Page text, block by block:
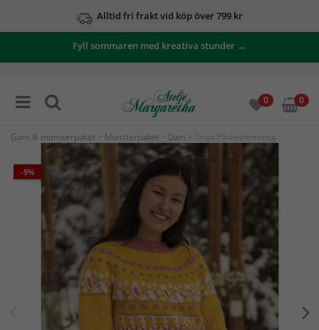
Alltid fri frakt vid köp över 799 kr
Fyll sommaren med kreativa stunder →
0 0
Garn & mönsterpaket Mönsterpaket Dam > Tröja Påskestemning
-9%